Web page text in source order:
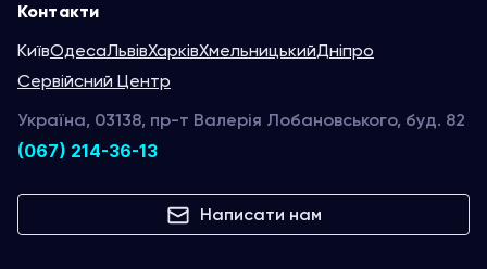
Контакти
КиївОдесаЛьвівХарківХмельницькийДніпро
Сервійсний Центр
Україна, 03138, пр-т Валерія Лобановського, буд. 82
(067) 214-36-13
Написати нам